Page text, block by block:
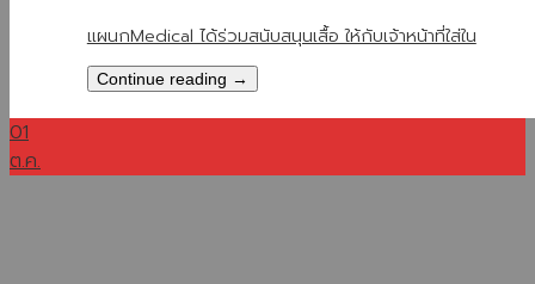
แผนกMedical ได้ร่วมสนับสนุนเสื้อ ให้กับเจ้าหน้าที่ใส่ใน
Continue reading →
01
ต.ค.